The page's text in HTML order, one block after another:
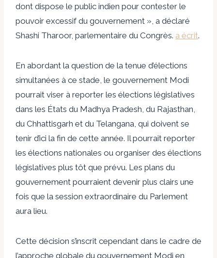
dont dispose le public indien pour contester le
pouvoir excessif du gouvernement », a déclaré
Shashi Tharoor, parlementaire du Congrès. a écrit.
En abordant la question de la tenue d’élections
simultanées à ce stade, le gouvernement Modi
pourrait viser à reporter les élections législatives
dans les États du Madhya Pradesh, du Rajasthan,
du Chhattisgarh et du Telangana, qui doivent se
tenir d’ici la fin de cette année. Il pourrait reporter
les élections nationales ou organiser des élections
législatives plus tôt que prévu. Les plans du
gouvernement pourraient devenir plus clairs une
fois que la session extraordinaire du Parlement
aura lieu.
Cette décision s’inscrit cependant dans le cadre de
l’approche globale du gouvernement Modi en